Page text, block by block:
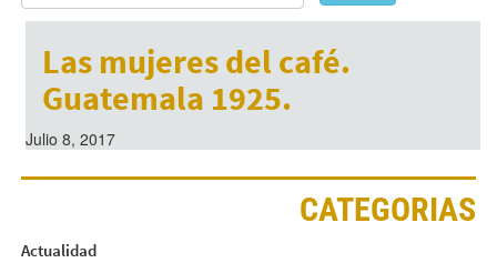
Las mujeres del café.
Guatemala 1925.
Julio 8, 2017
CATEGORIAS
Actualidad